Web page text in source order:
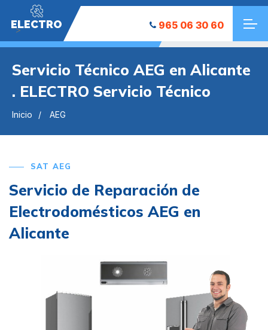
ELECTRO
"> 965 06 30 60
Servicio Técnico AEG en Alicante
. ELECTRO Servicio Técnico
Inicio AEG
SAT AEG
Servicio de Reparación de
Electrodomésticos AEG en
Alicante